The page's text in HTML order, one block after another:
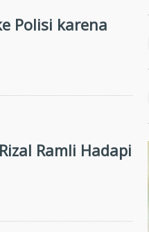
Polisi karena
Ramli Hadapi